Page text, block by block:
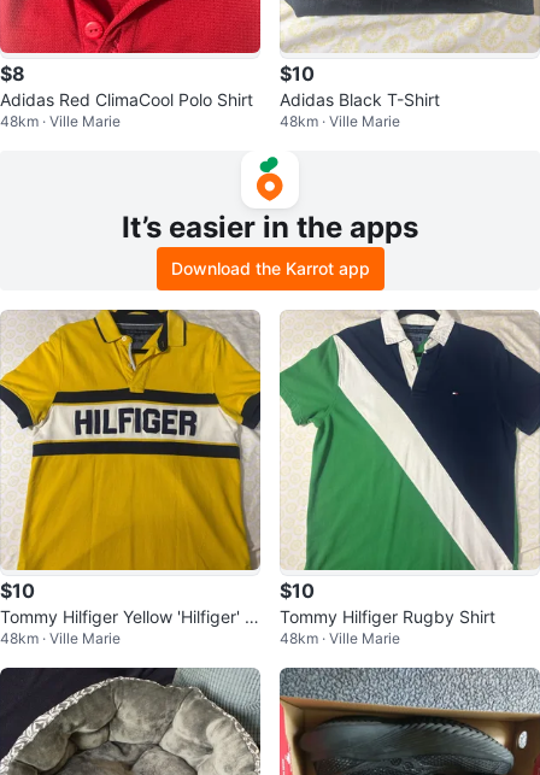
$8
Adidas Red ClimaCool Polo Shirt
48km · Ville Marie
$10
Adidas Black T-Shirt
48km · Ville Marie
It’s easier in the apps
Download the Karrot app
$10
Tommy Hilfiger Yellow 'Hilfiger' P
olo Shirt - Size M
48km · Ville Marie
$10
Tommy Hilfiger Rugby Shirt
48km · Ville Marie